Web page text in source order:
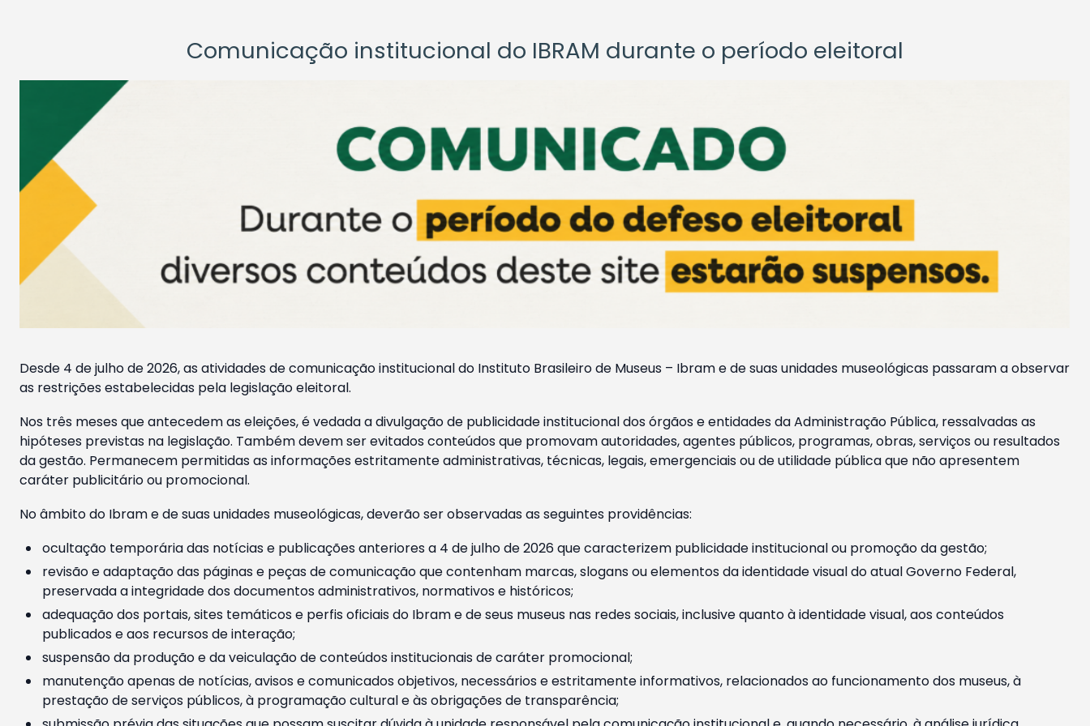
Comunicação institucional do IBRAM durante o período eleitoral
Desde 4 de julho de 2026, as atividades de comunicação institucional do Instituto Brasileiro de Museus – Ibram e de suas unidades museológicas passaram a observar
as restrições estabelecidas pela legislação eleitoral.
Nos três meses que antecedem as eleições, é vedada a divulgação de publicidade institucional dos órgãos e entidades da Administração Pública, ressalvadas as
hipóteses previstas na legislação. Também devem ser evitados conteúdos que promovam autoridades, agentes públicos, programas, obras, serviços ou resultados
da gestão. Permanecem permitidas as informações estritamente administrativas, técnicas, legais, emergenciais ou de utilidade pública que não apresentem
caráter publicitário ou promocional.
No âmbito do Ibram e de suas unidades museológicas, deverão ser observadas as seguintes providências:
ocultação temporária das notícias e publicações anteriores a 4 de julho de 2026 que caracterizem publicidade institucional ou promoção da gestão;
revisão e adaptação das páginas e peças de comunicação que contenham marcas, slogans ou elementos da identidade visual do atual Governo Federal,
preservada a integridade dos documentos administrativos, normativos e históricos;
adequação dos portais, sites temáticos e perfis oficiais do Ibram e de seus museus nas redes sociais, inclusive quanto à identidade visual, aos conteúdos
publicados e aos recursos de interação;
suspensão da produção e da veiculação de conteúdos institucionais de caráter promocional;
manutenção apenas de notícias, avisos e comunicados objetivos, necessários e estritamente informativos, relacionados ao funcionamento dos museus, à
prestação de serviços públicos, à programação cultural e às obrigações de transparência;